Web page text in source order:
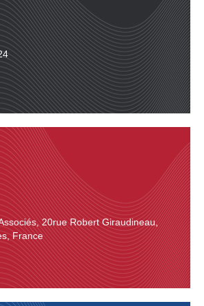
à collier- Collared Flycatcher -
Chants et cris de mâles.1’24’’
nain- Red-breasted Flycatcher -
d’un mâle.1’00’’
noir- Pied Flycatcher - Ficedula
chants de mâles, et cris habituels.
- Raven - Corvus corax Nombreux
vol ou posé.3’32’’
- Eagle Owl - Bubo bubo
parade d’un couple, et cris des
- Tetrao urogallus Chant
avec bruits d’ailes, et cris de la
bois- Common Treecreeper -
et cris d’un mâle.0’56’’
jardins- Short-toed Treecreeper -
Exemples de chants du mâle, et
Mistle Thrush- Turdus viscivorus
séries d’alarmes.1’23’’
20rue Robert Giraudineau,
France